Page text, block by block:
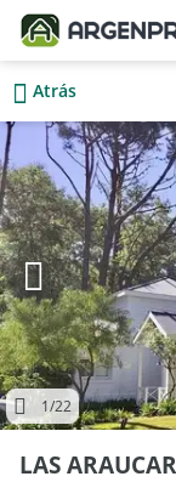
Atrás
1/22
LAS